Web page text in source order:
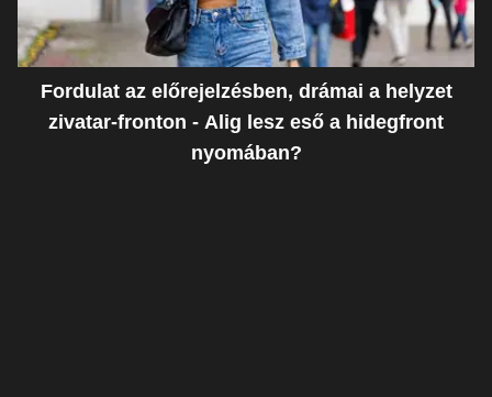
Fordulat az előrejelzésben, drámai a helyzet
zivatar-fronton - Alig lesz eső a hidegfront
nyomában?